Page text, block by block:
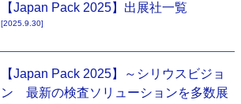
【Japan Pack 2025】出展社一覧
[2025.9.30]
【Japan Pack 2025】～シリウスビジョ
ン 最新の検査ソリューションを多数展